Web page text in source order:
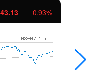
43.13 0.93%